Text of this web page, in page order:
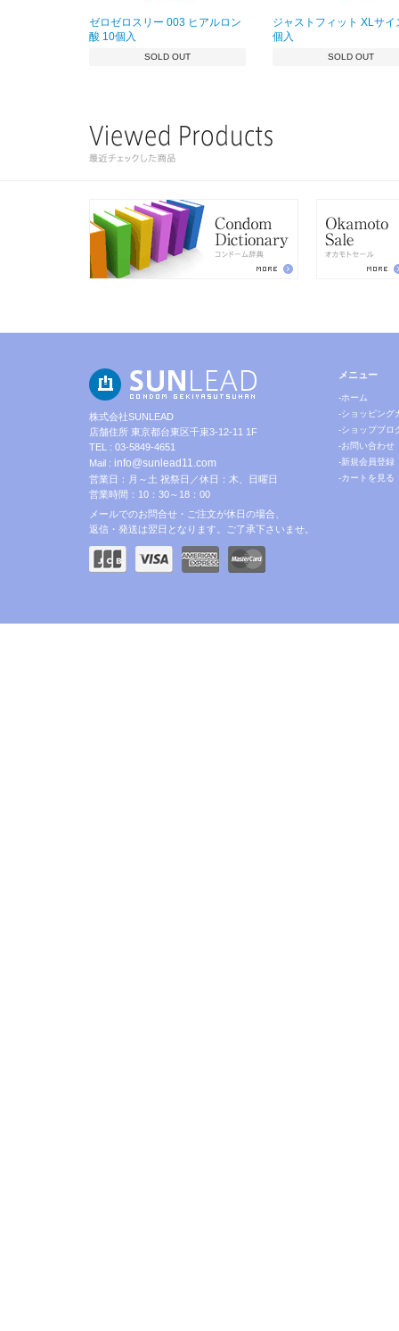
ゼロゼロスリー 003 ヒアルロン
酸 10個入
SOLD OUT
ジャストフィット XLサイ
個入
SOLD OUT
株式会社SUNLEAD
店舗住所 東京都台東区千束3-12-11 1F
TEL : 03-5849-4651
Mail : info@sunlead11.com
営業日：月～土 祝祭日／休日：木、日曜日
営業時間：10：30～18：00
メールでのお問合せ・ご注文が休日の場合、
返信・発送は翌日となります。ご了承下さいませ。
メニュー
-ホーム
-ショッピング
-ショップブロ
-お問い合わせ
-新規会員登録
-カートを見る